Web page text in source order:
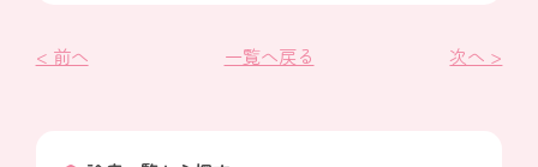
< 前へ 一覧へ戻る 次へ >